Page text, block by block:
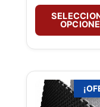
de
producto
El
precio